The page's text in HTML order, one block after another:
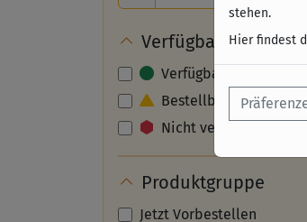
Verfügbarkeit
Verfügbar
Bestellbar
Nicht verfügbar
Produktgruppe
Jetzt Vorbestellen
stehen.
Hier findest